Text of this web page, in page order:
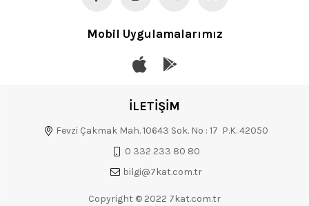
Mobil Uygulamalarımız
İLETİŞİM
Fevzi Çakmak Mah. 10643 Sok. No : 17 P.K. 42050
0 332 233 80 80
bilgi@7kat.com.tr
Copyright © 2022 7kat.com.tr